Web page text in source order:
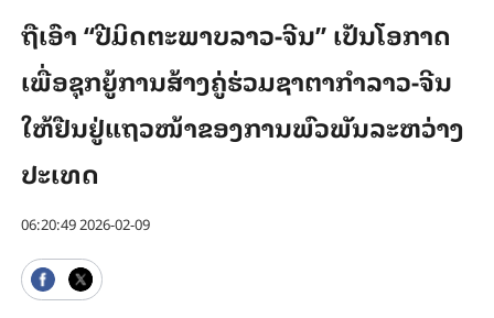
ຖືເອົາ “ປີມິດຕະພາບລາວ-ຈີນ” ເປັນໂອກາດ
ເພື່ອຊຸກຍູ້ການສ້າງຄູ່ຮ່ວມຊາຕາກຳລາວ-ຈີນ
ໃຫ້ຢືນຢູ່ແຖວໜ້າຂອງການພົວພັນລະຫວ່າງ
ປະເທດ
06:20:49 2026-02-09